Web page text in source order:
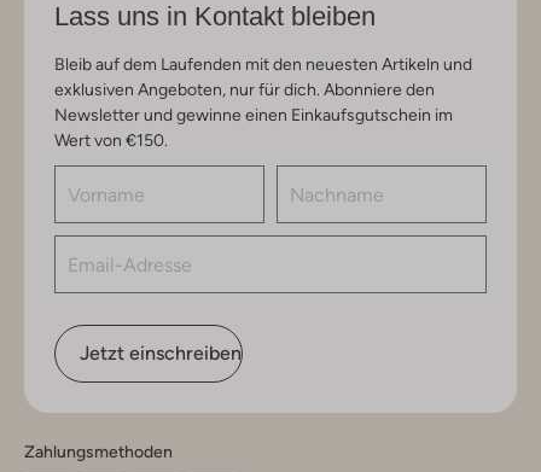
Lass uns in Kontakt bleiben
Bleib auf dem Laufenden mit den neuesten Artikeln und
exklusiven Angeboten, nur für dich. Abonniere den
Newsletter und gewinne einen Einkaufsgutschein im
Wert von €150.
Jetzt einschreiben
Zahlungsmethoden